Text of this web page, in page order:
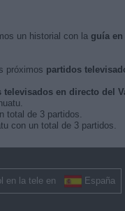
un historial con la guía en
próximos partidos
televisados en directo del
total de 3 partidos.
con un total de 3 partidos.
en la tele en España